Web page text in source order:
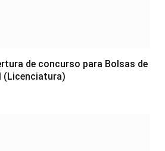
de concurso para Bolsas de
(Licenciatura)